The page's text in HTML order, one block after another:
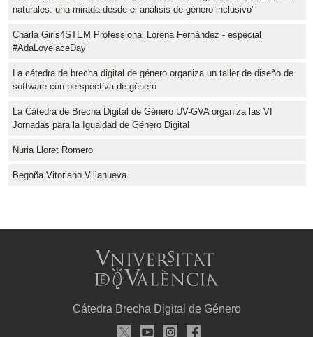
naturales: una mirada desde el análisis de género inclusivo"
Charla Girls4STEM Professional Lorena Fernández - especial
#AdaLovelaceDay
La cátedra de brecha digital de género organiza un taller de diseño de
software con perspectiva de género
La Cátedra de Brecha Digital de Género UV-GVA organiza las VI
Jornadas para la Igualdad de Género Digital
Nuria Lloret Romero
Begoña Vitoriano Villanueva
Cátedra Brecha Digital de Género